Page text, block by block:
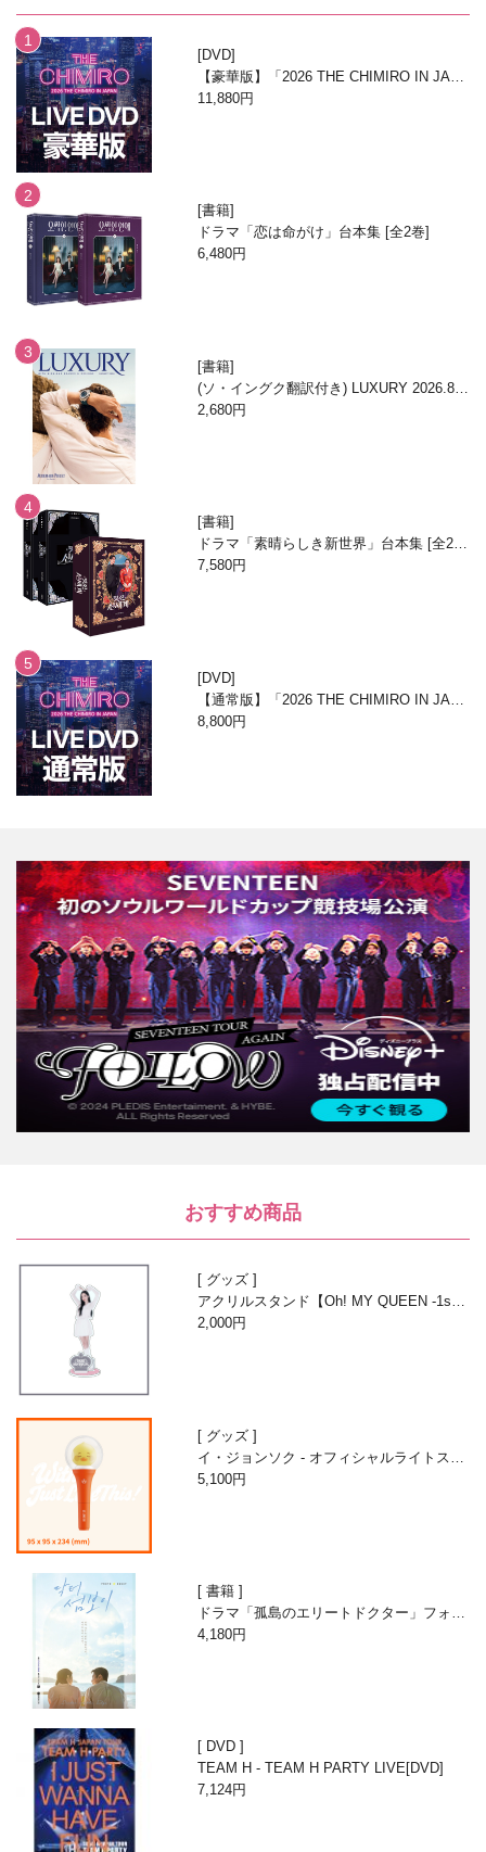
DVD
【豪華版】「2026 THE CHIMIRO IN JAPA
N」DVD
11,880円
書籍
ドラマ「恋は命がけ」台本集 [全2巻]
6,480円
書籍
(ソ・イングク翻訳付き) LUXURY 2026.8月
号
2,680円
書籍
ドラマ「素晴らしき新世界」台本集 [全2
巻/ブックケースエディション]
7,580円
DVD
【通常版】「2026 THE CHIMIRO IN JAPA
N」DVD
8,800円
おすすめ商品
グッズ
アクリルスタンド【Oh! MY QUEEN -1st A
nniversary with Beans-】
2,000円
グッズ
イ・ジョンソク - オフィシャルライトステ
ィック
5,100円
書籍
ドラマ「孤島のエリートドクター」フォト
エッセイ
4,180円
DVD
TEAM H - TEAM H PARTY LIVE[DVD]
7,124円